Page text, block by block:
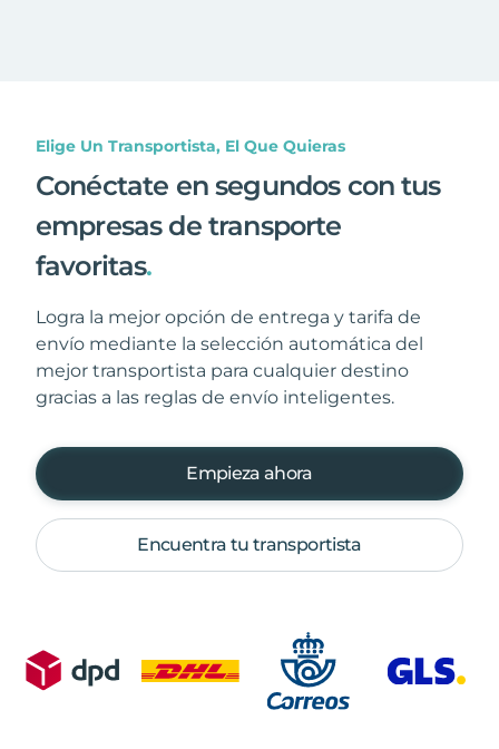
Elige Un Transportista, El Que Quieras
Conéctate en segundos con tus
empresas de transporte
favoritas.
Logra la mejor opción de entrega y tarifa de
envío mediante la selección automática del
mejor transportista para cualquier destino
gracias a las reglas de envío inteligentes.
Empieza ahora
Encuentra tu transportista